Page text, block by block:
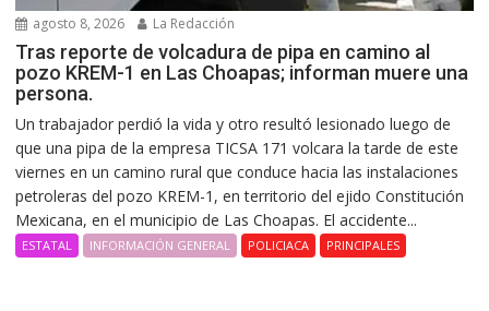
agosto 8, 2026 La Redacción
Tras reporte de volcadura de pipa en camino al
pozo KREM-1 en Las Choapas; informan muere una
persona.
Un trabajador perdió la vida y otro resultó lesionado luego de
que una pipa de la empresa TICSA 171 volcara la tarde de este
viernes en un camino rural que conduce hacia las instalaciones
petroleras del pozo KREM-1, en territorio del ejido Constitución
Mexicana, en el municipio de Las Choapas. El accidente...
ESTATAL INFORMACIÓN GENERAL POLICIACA PRINCIPALES